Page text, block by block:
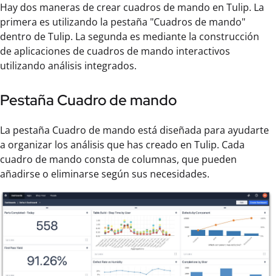
Hay dos maneras de crear cuadros de mando en Tulip. La
primera es utilizando la pestaña "Cuadros de mando"
dentro de Tulip. La segunda es mediante la construcción
de aplicaciones de cuadros de mando interactivos
utilizando análisis integrados.
Pestaña Cuadro de mando
La pestaña Cuadro de mando está diseñada para ayudarte
a organizar los análisis que has creado en Tulip. Cada
cuadro de mando consta de columnas, que pueden
añadirse o eliminarse según sus necesidades.